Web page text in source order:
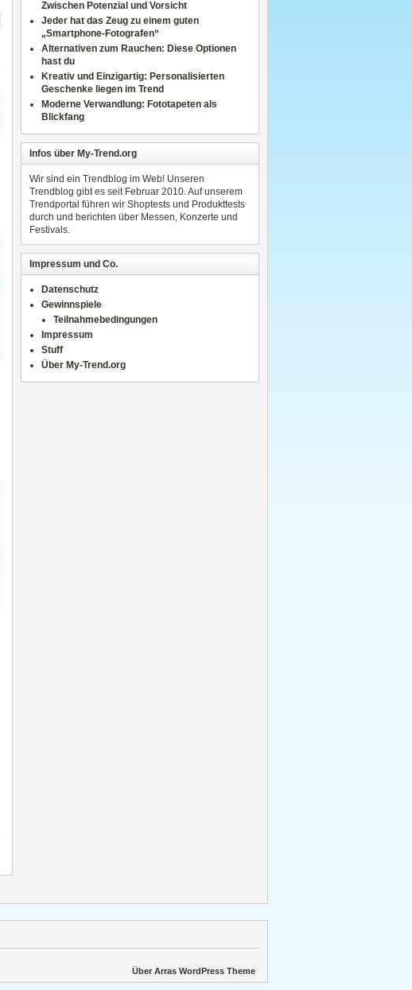
Zwischen Potenzial und Vorsicht
Jeder hat das Zeug zu einem guten
„Smartphone-Fotografen“
Alternativen zum Rauchen: Diese Optionen
hast du
Kreativ und Einzigartig: Personalisierten
Geschenke liegen im Trend
Moderne Verwandlung: Fototapeten als
Blickfang
Infos über My-Trend.org
Wir sind ein Trendblog im Web! Unseren
Trendblog gibt es seit Februar 2010. Auf unserem
Trendportal führen wir Shoptests und Produkttests
durch und berichten über Messen, Konzerte und
Festivals.
Impressum und Co.
Datenschutz
Gewinnspiele
Teilnahmebedingungen
Impressum
Stuff
Über My-Trend.org
Über Arras WordPress Theme